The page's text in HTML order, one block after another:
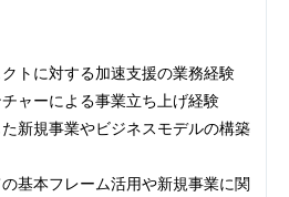
トに対する加速支援の業務経験
ャーによる事業立ち上げ経験
新規事業やビジネスモデルの構築
基本フレーム活用や新規事業に関